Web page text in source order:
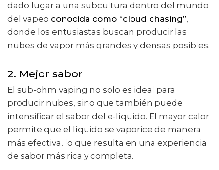
dado lugar a una subcultura dentro del mundo
del vapeo conocida como “cloud chasing”,
donde los entusiastas buscan producir las
nubes de vapor más grandes y densas posibles.
2. Mejor sabor
El sub-ohm vaping no solo es ideal para
producir nubes, sino que también puede
intensificar el sabor del e-líquido. El mayor calor
permite que el líquido se vaporice de manera
más efectiva, lo que resulta en una experiencia
de sabor más rica y completa.